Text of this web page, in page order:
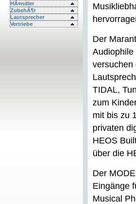
HÃ¤ndler
ZubehÃ¶r
Lautsprecher
Vertriebe
Der
versuchen
TIDAL,
zum
mit bis zu
privaten
HEOS
über die
Der
Eingänge
Musical